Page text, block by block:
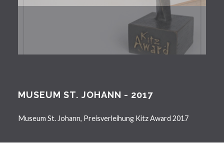
Museum St. Johann, Preisverleihung Kitz Award 2017